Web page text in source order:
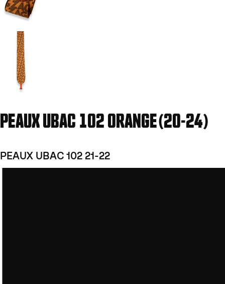
Aller à la diapositive 2
PEAUX UBAC 102 ORANGE(20-24)
PEAUX UBAC 102 21-22